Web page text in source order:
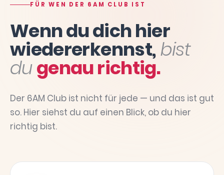
FÜR WEN DER 6AM CLUB IST
Wenn du dich hier
wiedererkennst,bist
dugenau richtig.
Der 6AM Club ist nicht für jede — und das ist gut
so. Hier siehst du auf einen Blick, ob du hier
richtig bist.